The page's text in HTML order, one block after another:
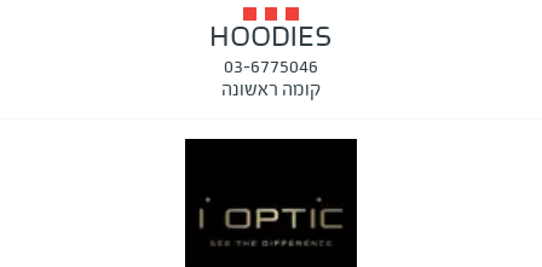
HOODIES
03-6775046
קומה ראשונה